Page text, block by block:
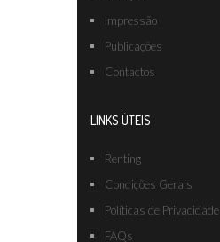
Impressão
Publicações
Contactos
LINKS ÚTEIS
Renting
Condições Gerais
Políticas de Privacidade
FAQs